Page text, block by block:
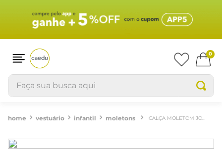
0
Faça sua busca aqui
vestuário infantil moletons